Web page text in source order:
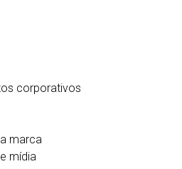
corporativos
marca
mídia